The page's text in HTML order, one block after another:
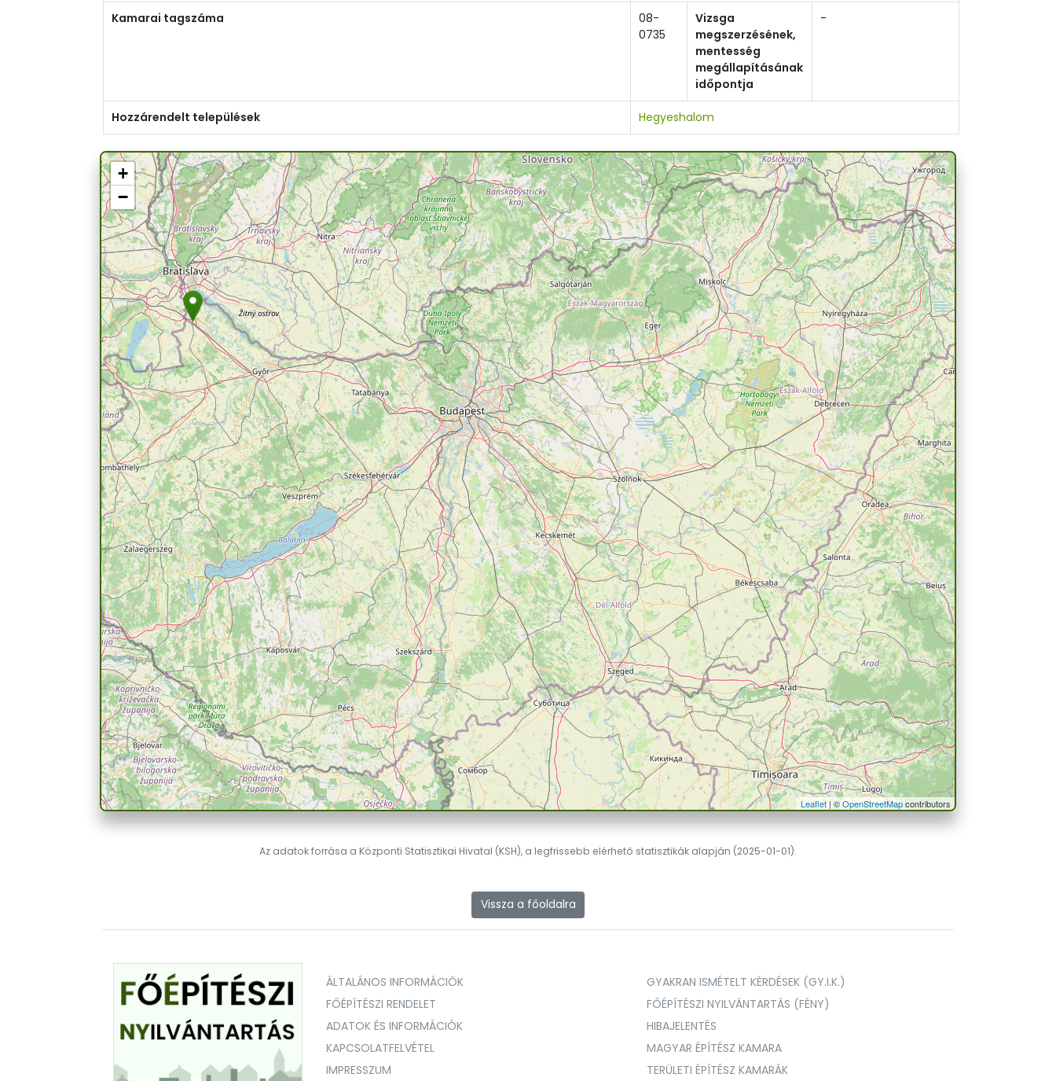
Kamarai tagszáma
08-
0735
Vizsga
megszerzésének,
mentesség
megállapításának
időpontja
-
Hozzárendelt települések Hegyeshalom
+
−
Leaflet | ©OpenStreetMapcontributors
Az adatok forrása a Központi Statisztikai Hivatal (KSH), a legfrissebb elérhető statisztikák alapján (2025-01-01).
Vissza a főoldalra
ÁLTALÁNOS INFORMÁCIÓK
GYAKRAN ISMÉTELT KÉRDÉSEK (GY.I.K.)
FŐÉPÍTÉSZI RENDELET
FŐÉPÍTÉSZI NYILVÁNTARTÁS (FÉNY)
ADATOK ÉS INFORMÁCIÓK
HIBAJELENTÉS
KAPCSOLATFELVÉTEL
MAGYAR ÉPÍTÉSZ KAMARA
IMPRESSZUM
TERÜLETI ÉPÍTÉSZ KAMARÁK